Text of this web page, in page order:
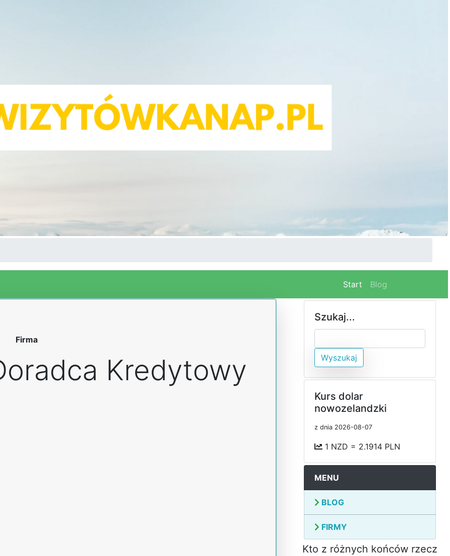
Start (current)
Blog
Firma
Kredytowy
Szukaj...
Wyszukaj
Kurs dolar
nowozelandzki
z dnia 2026-08-07
1 NZD = 2.1914 PLN
MENU
BLOG
FIRMY
Kto z różnych końców rzecz